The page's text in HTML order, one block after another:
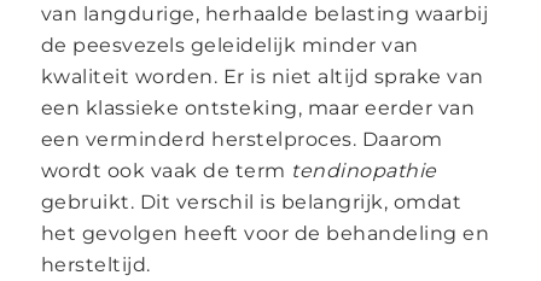
van langdurige, herhaalde belasting waarbij
de peesvezels geleidelijk minder van
kwaliteit worden. Er is niet altijd sprake van
een klassieke ontsteking, maar eerder van
een verminderd herstelproces. Daarom
wordt ook vaak de term tendinopathie
gebruikt. Dit verschil is belangrijk, omdat
het gevolgen heeft voor de behandeling en
hersteltijd.